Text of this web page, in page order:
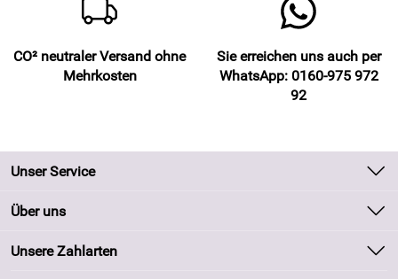
CO² neutraler Versand ohne
Mehrkosten
Sie erreichen uns auch per
WhatsApp: 0160-975 972
92
Unser Service
Kontakt
Kundeninformationen
Über uns
Unsere Bestseller
Unsere Zahlarten